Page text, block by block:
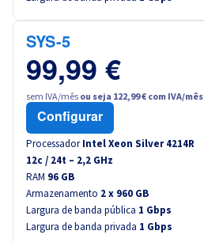
SYS-5
99,99 €
sem IVA/mês ou seja 122,99 € com IVA/mês
Configurar
Processador Intel Xeon Silver 4214R
12c / 24t – 2,2 GHz
RAM 96 GB
Armazenamento 2 x 960 GB
Largura de banda pública 1 Gbps
Largura de banda privada 1 Gbps